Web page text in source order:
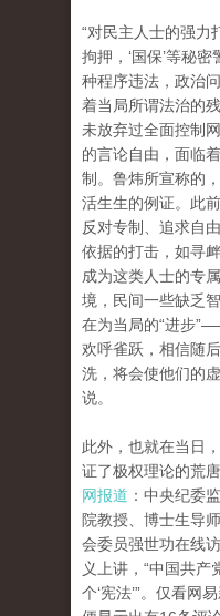
“对民主人士的强力
拘押，‘国保’等秘
种程序违法，政治
着当局所谓法治的
未放弃过全面控制
的言论自由，面临
制。鲁炜所宣称的
活生生的例证。此
反对专制、追求自
依据的打击，如寻
成为这类人士的专
境，民间一些缺乏
在为当局的“进步
欢呼雀跃，相信随
洗，将会使他们的
说。
此外，也就在当日
证了极权理论的荒
网报道 ：中央纪委
院教授、博士生导
会委员强世功在线
义上讲，“中国共
个‘宪法’”。仅看网